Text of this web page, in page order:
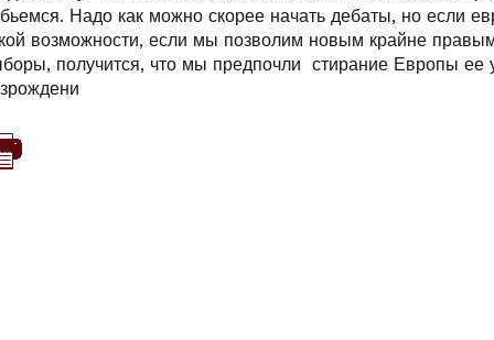
Надо как можно скорее начать дебаты, но если
возможности, если мы позволим новым крайне
получится, что мы предпочли стирание Европы